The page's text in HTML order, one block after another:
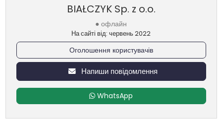
BIAŁCZYK Sp. z o.o.
● офлайн
На сайті від: червень 2022
Оголошення користувачів
Напиши повідомлення
WhatsApp